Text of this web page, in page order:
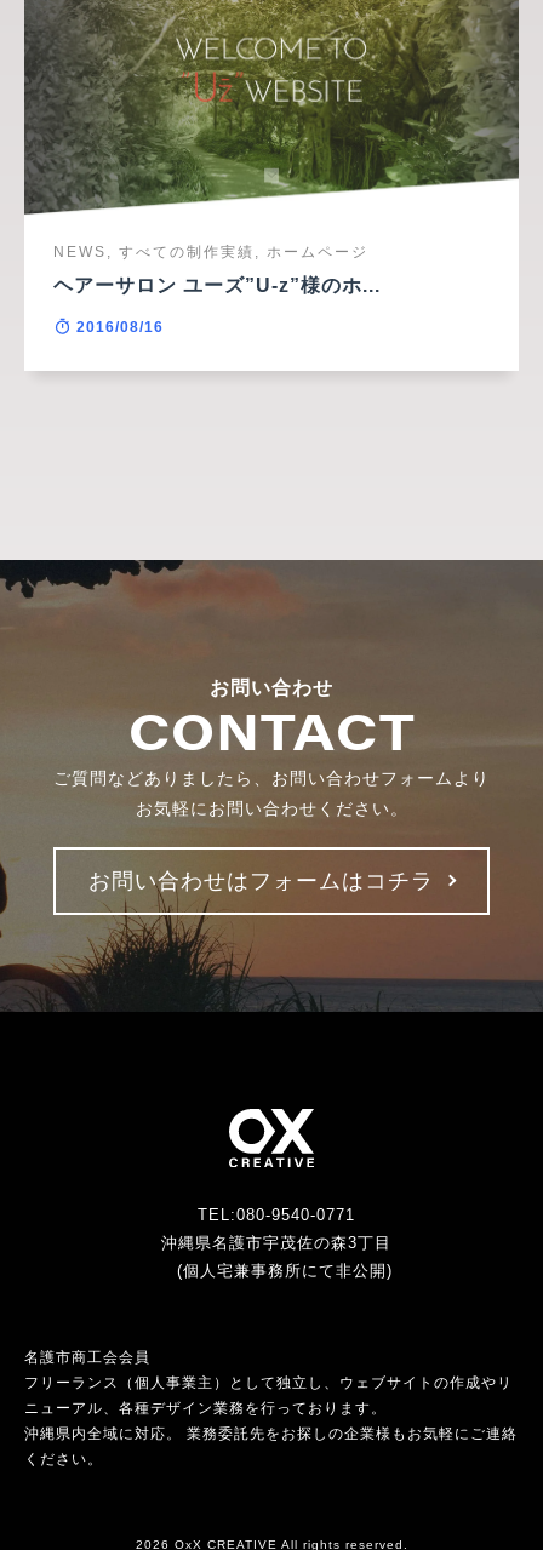
NEWS, すべての制作実績, ホームページ
ヘアーサロン ユーズ”U-z”様のホ...
2016/08/16
お問い合わせ
CONTACT
ご質問などありましたら、お問い合わせフォームより
お気軽にお問い合わせください。
お問い合わせはフォームはコチラ
TEL:080-9540-0771
沖縄県名護市宇茂佐の森3丁目
(個人宅兼事務所にて非公開)
名護市商工会会員
フリーランス（個人事業主）として独立し、ウェブサイトの作成やリ
ニューアル、各種デザイン業務を行っております。
沖縄県内全域に対応。 業務委託先をお探しの企業様もお気軽にご連絡
ください。
2026 OxX CREATIVE All rights reserved.